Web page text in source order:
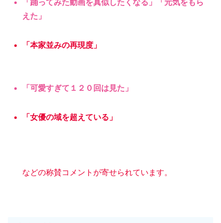
「踊ってみた動画を真似したくなる」「元気をもら
えた」
「本家並みの再現度」
「可愛すぎて１２０回は見た」
「女優の域を超えている」
などの称賛コメントが寄せられています。